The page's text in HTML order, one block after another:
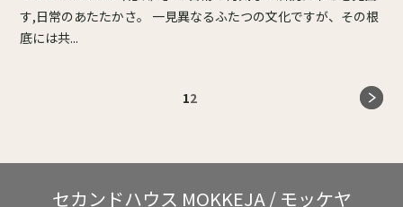
す,日常のあたたかさ。 一見異なるふたつの文化ですが、その根
底には共...
12
セカンドハウス MOKKEJA / モッケヤ